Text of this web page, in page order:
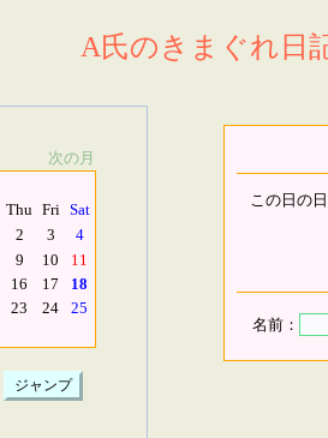
A氏のきまぐれ日
次の月
Thu Fri Sat
2 3
4
9 10
11
16 17
18
23 24
25
この日の
名前：